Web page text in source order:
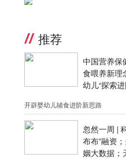
推荐
中国营养保
食喂养新理
幼儿“探索
开辟婴幼儿辅食进阶新思路
忽然一周 |​​
布布”融资
姻大数据；